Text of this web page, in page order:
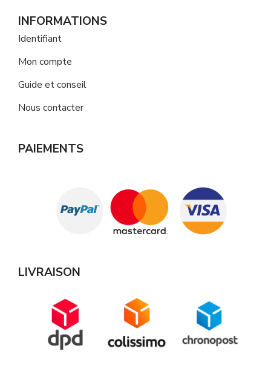
INFORMATIONS
Identifiant
Mon compte
Guide et conseil
Nous contacter
PAIEMENTS
LIVRAISON